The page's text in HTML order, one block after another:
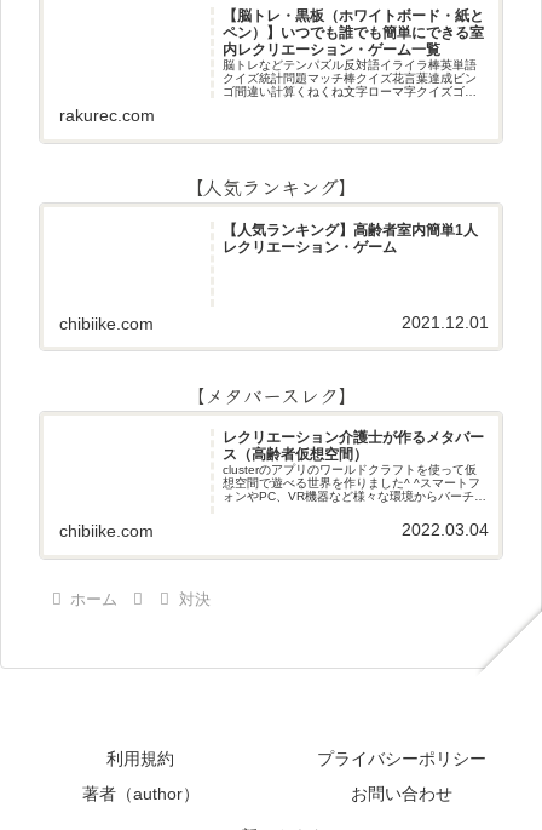
【脳トレ・黒板（ホワイトボード・紙と
ペン）】いつでも誰でも簡単にできる室
内レクリエーション・ゲーム一覧
脳トレなどテンパズル反対語イライラ棒英単語
クイズ統計問題マッチ棒クイズ花言葉達成ビン
ゴ間違い計算くねくね文字ローマ字クイズゴロ
rakurec.com
【人気ランキング】
【人気ランキング】高齢者室内簡単1人
レクリエーション・ゲーム
chibiike.com 2021.12.01
【メタバースレク】
レクリエーション介護士が作るメタバー
ス（高齢者仮想空間）
clusterのアプリのワールドクラフトを使って仮
想空間で遊べる世界を作りました^ ^スマートフ
ォンやPC、VR機器など様々な環境からバーチャ
chibiike.com 2022.03.04
ホーム 対決
利用規約
プライバシーポリシー
著者（author）
お問い合わせ